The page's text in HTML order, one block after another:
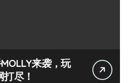
来袭，玩
尽！